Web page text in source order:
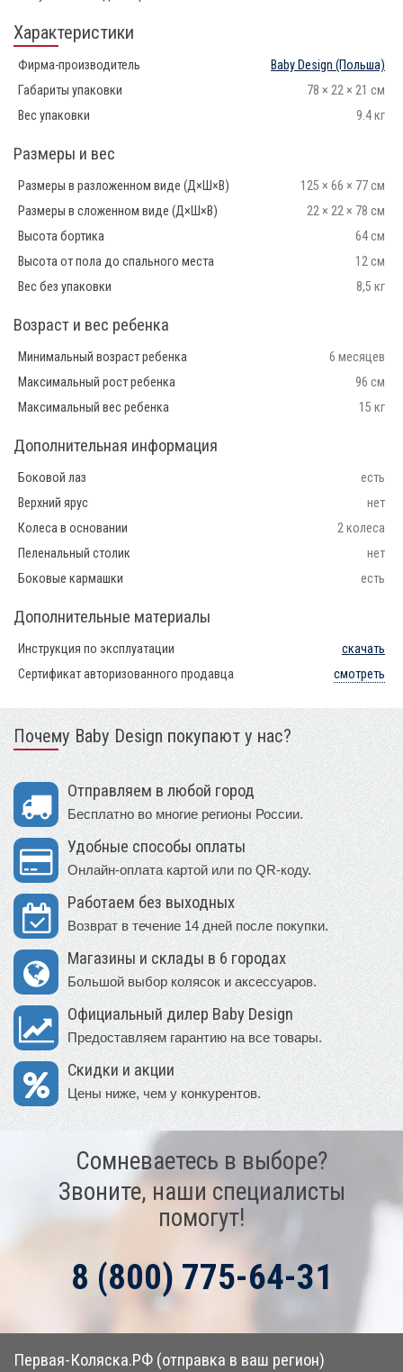
Характеристики
Фирма-производитель Baby Design (Польша)
Габариты упаковки
78 × 22 × 21 см
Вес упаковки
9.4 кг
Размеры и вес
Размеры в разложенном виде (Д×Ш×В)
125 × 66 × 77 см
Размеры в сложенном виде (Д×Ш×В)
22 × 22 × 78 см
Высота бортика
64 см
Высота от пола до спального места
12 см
Вес без упаковки
8,5 кг
Возраст и вес ребенка
Минимальный возраст ребенка
6 месяцев
Максимальный рост ребенка
96 см
Максимальный вес ребенка
15 кг
Дополнительная информация
Боковой лаз
есть
Верхний ярус
нет
Колеса в основании
2 колеса
Пеленальный столик
нет
Боковые кармашки
есть
Дополнительные материалы
Инструкция по эксплуатации
скачать
Сертификат авторизованного продавца
смотреть
Почему Baby Design покупают у нас?
Отправляем в любой город
Бесплатно во многие регионы России.
Удобные способы оплаты
Онлайн-оплата картой или по QR-коду.
Работаем без выходных
Возврат в течение 14 дней после покупки.
Магазины и склады в 6 городах
Большой выбор колясок и аксессуаров.
Официальный дилер Baby Design
Предоставляем гарантию на все товары.
Скидки и акции
Цены ниже, чем у конкурентов.
Сомневаетесь в выборе?
Звоните, наши специалисты
помогут!
8 (800) 775-64-31
Первая-Коляска.РФ (отправка в ваш регион)